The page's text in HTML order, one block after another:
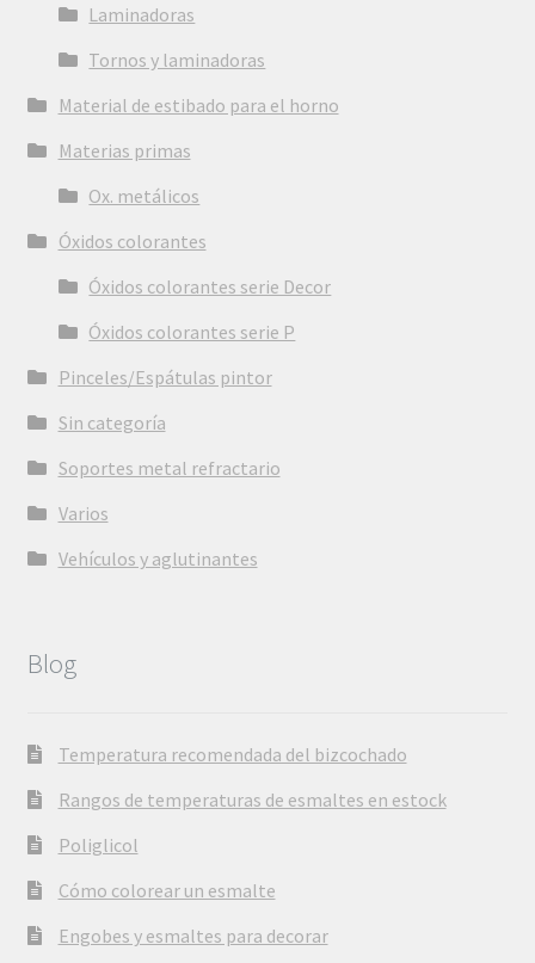
Laminadoras
Tornos y laminadoras
Material de estibado para el horno
Materias primas
Ox. metálicos
Óxidos colorantes
Óxidos colorantes serie Decor
Óxidos colorantes serie P
Pinceles/Espátulas pintor
Sin categoría
Soportes metal refractario
Varios
Vehículos y aglutinantes
Blog
Temperatura recomendada del bizcochado
Rangos de temperaturas de esmaltes en estock
Poliglicol
Cómo colorear un esmalte
Engobes y esmaltes para decorar